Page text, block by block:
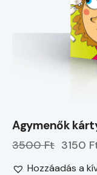
Agymenők
3500 Ft 3150
Hozzáadás a